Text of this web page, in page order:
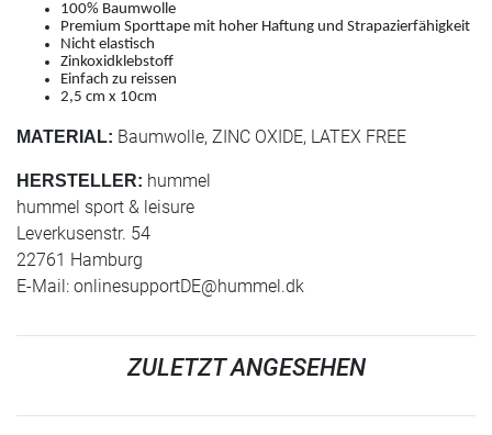
100% Baumwolle
Premium Sporttape mit hoher Haftung und Strapazierfähigkeit
Nicht elastisch
Zinkoxidklebstoff
Einfach zu reissen
2,5 cm x 10cm
MATERIAL: Baumwolle, ZINC OXIDE, LATEX FREE
HERSTELLER: hummel
hummel sport & leisure
Leverkusenstr. 54
22761 Hamburg
E-Mail: onlinesupportDE@hummel.dk
ZULETZT ANGESEHEN